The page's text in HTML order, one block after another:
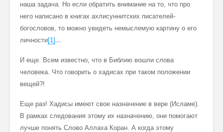
наша задача. Но если обратить внимание на то, что про
него написано в книгах ахлисуннитских писателей-
богословов, то можно увидеть немыслемую картину о его
личности[1]…
И еще. Всем известно, что в Библию вошли слова
человека. Что говорить о хадисах при таком положении
вещей?!
Еще раз! Хадисы имеют свое назначение в вере (Исламе).
В рамках следования этому их назначению, они помогают
лучше понять Слово Аллаха Коран. А когда этому